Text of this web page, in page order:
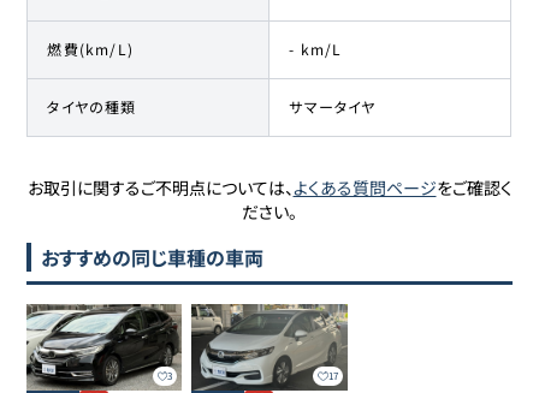
燃費(km/L) - km/L
タイヤの種類 サマータイヤ
お取引に関するご不明点については、よくある質問ページをご確認く
ださい。
おすすめの同じ車種の車両
3 17